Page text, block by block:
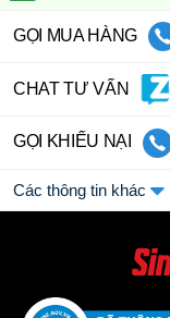
GỌI MUA HÀNG
CHAT TƯ VẤN
GỌI KHIẾU NẠI
Các thông tin khác